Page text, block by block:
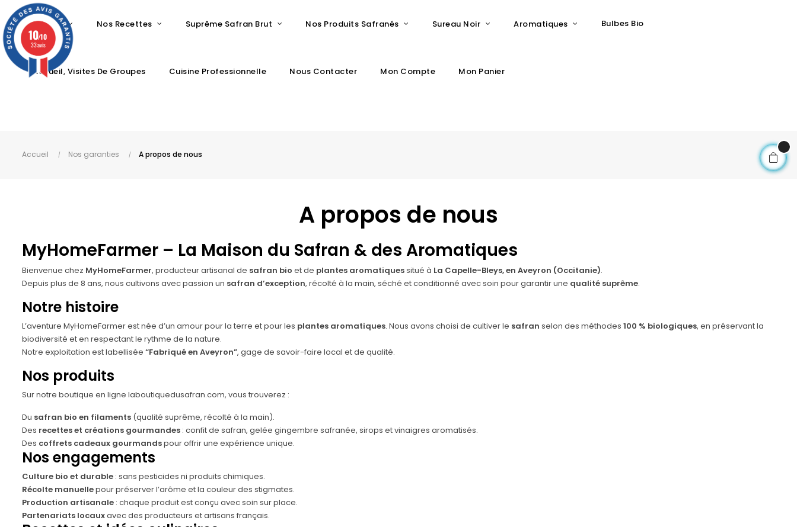
Accueil Nos Recettes Suprême Safran Brut Nos Produits Safranés Sureau Noir Aromatiques Bulbes Bio
Accueil, Visites De Groupes Cuisine Professionnelle Nous Contacter Mon Compte Mon Panier
Accueil Nos garanties A propos de nous
A propos de nous
MyHomeFarmer – La Maison du Safran & des Aromatiques
Bienvenue chez MyHomeFarmer, producteur artisanal de safran bio et de plantes aromatiquessitué à La Capelle-Bleys, en Aveyron (Occitanie).
Depuis plus de 8 ans, nous cultivons avec passion un safran d’exception, récolté à la main, séché et conditionné avec soin pour garantir une qualité suprême.
Notre histoire
L’aventure MyHomeFarmer est née d’un amour pour la terre et pour les plantes aromatiques. Nous avons choisi de cultiver le safran selon des méthodes 100 % biologiques, en préservant la
biodiversité et en respectant le rythme de la nature.
Notre exploitation est labellisée “Fabriqué en Aveyron”, gage de savoir-faire local et de qualité.
Nos produits
Sur notre boutique en ligne laboutiquedusafran.com, vous trouverez :
Du safran bio en filaments (qualité suprême, récolté à la main).
Des recettes et créations gourmandes : confit de safran, gelée gingembre safranée, sirops et vinaigres aromatisés.
Des coffrets cadeaux gourmandspour offrir une expérience unique.
Nos engagements
Culture bio et durable : sans pesticides ni produits chimiques.
Récolte manuellepour préserver l’arôme et la couleur des stigmates.
Production artisanale : chaque produit est conçu avec soin sur place.
Partenariats locauxavec des producteurs et artisans français.
10/10
33 avis